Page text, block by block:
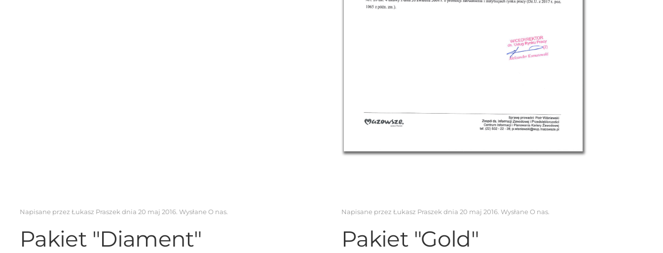
Napisane przez Łukasz Praszek dnia 20 maj 2016. Wysłane O nas.
Pakiet "Diament"
Napisane przez Łukasz Praszek dnia 20 maj 2016. Wysłane O nas.
Pakiet "Gold"